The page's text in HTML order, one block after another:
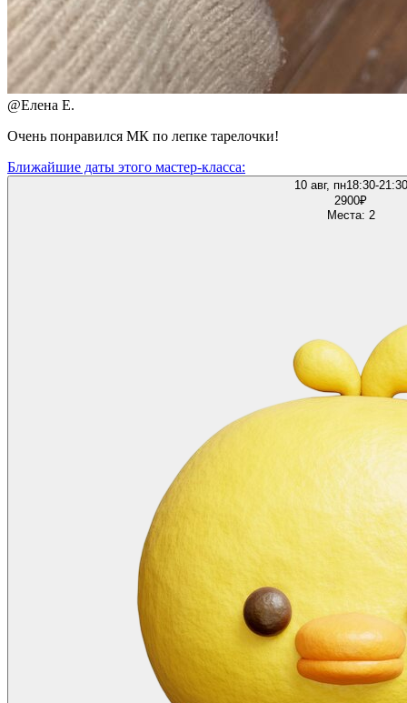
@Елена Е.
Очень понравился МК по лепке тарелочки!
Ближайшие даты этого мастер‑класса:
10 авг, пн18:30-21:30
2900₽
Места: 2